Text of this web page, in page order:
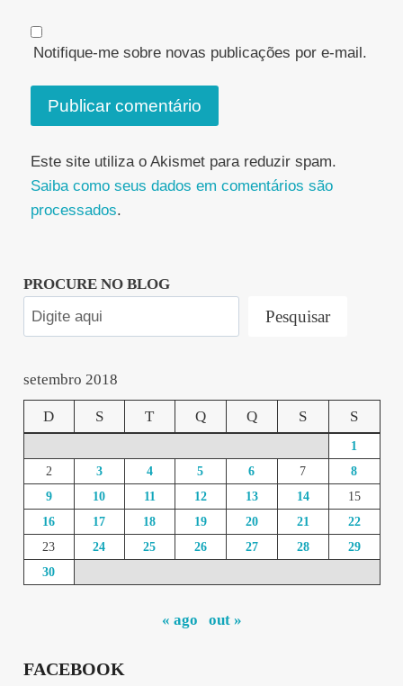
Notifique-me sobre novas publicações por e-mail.
Este site utiliza o Akismet para reduzir spam.
Saiba como seus dados em comentários são
processados.
PROCURE NO BLOG
Pesquisar
setembro 2018
D S T Q Q S S
1
2
3 4 5 6 7
8
9
10 11 12 13 14
15
16
17 18 19 20 21
22
23
24 25 26 27 28
29
30
« ago out »
FACEBOOK